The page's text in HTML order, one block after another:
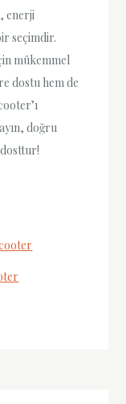
enerji
seçimdir.
mükemmel
dostu hem de
doğru